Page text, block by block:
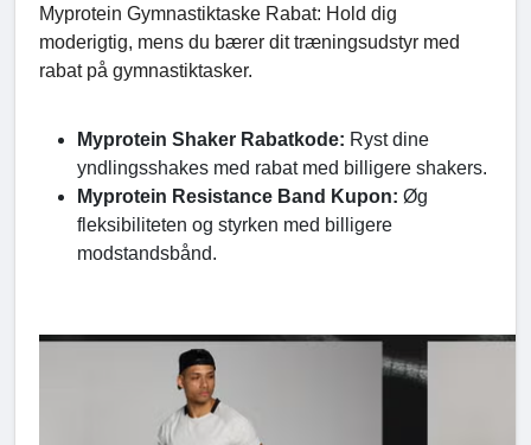
Myprotein Gymnastiktaske Rabat: Hold dig
moderigtig, mens du bærer dit træningsudstyr med
rabat på gymnastiktasker.
Myprotein Shaker Rabatkode: Ryst dine
yndlingsshakes med rabat med billigere shakers.
Myprotein Resistance Band Kupon: Øg
fleksibiliteten og styrken med billigere
modstandsbånd.